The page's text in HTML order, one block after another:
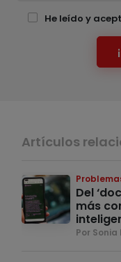
He leído y
Artículos
Del
más
Por Sonia